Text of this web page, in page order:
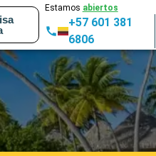
Estamos abiertos
+57 601 381
6806